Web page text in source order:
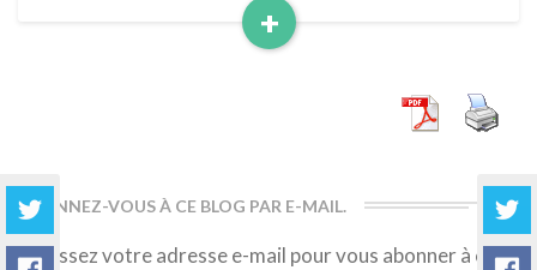
+
Read
ABONNEZ-VOUS À CE BLOG PAR E-MAIL.
Saisissez votre adresse e-mail pour vous abonner à ce